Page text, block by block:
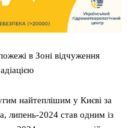
в Зоні відчуження
найтеплішим у Києві за
липень-2024 став одним із